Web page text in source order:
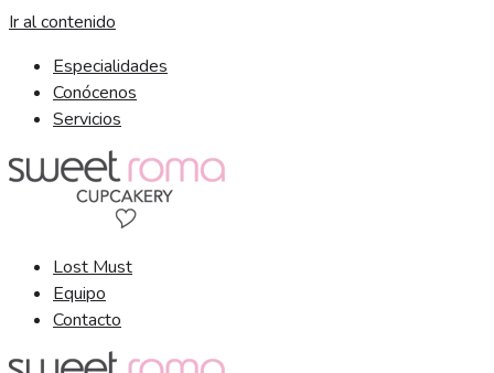
Ir al contenido
Especialidades
Conócenos
Servicios
Lost Must
Equipo
Contacto